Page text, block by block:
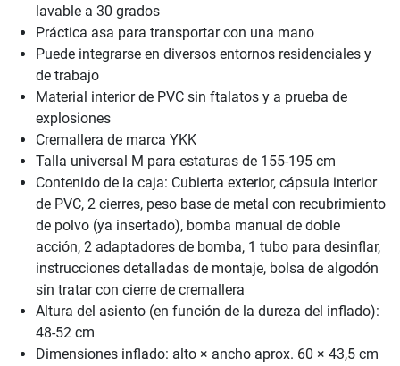
lavable a 30 grados
Práctica asa para transportar con una mano
Puede integrarse en diversos entornos residenciales y
de trabajo
Material interior de PVC sin ftalatos y a prueba de
explosiones
Cremallera de marca YKK
Talla universal M para estaturas de 155-195 cm
Contenido de la caja: Cubierta exterior, cápsula interior
de PVC, 2 cierres, peso base de metal con recubrimiento
de polvo (ya insertado), bomba manual de doble
acción, 2 adaptadores de bomba, 1 tubo para desinflar,
instrucciones detalladas de montaje, bolsa de algodón
sin tratar con cierre de cremallera
Altura del asiento (en función de la dureza del inflado):
48-52 cm
Dimensiones inflado: alto × ancho aprox. 60 × 43,5 cm